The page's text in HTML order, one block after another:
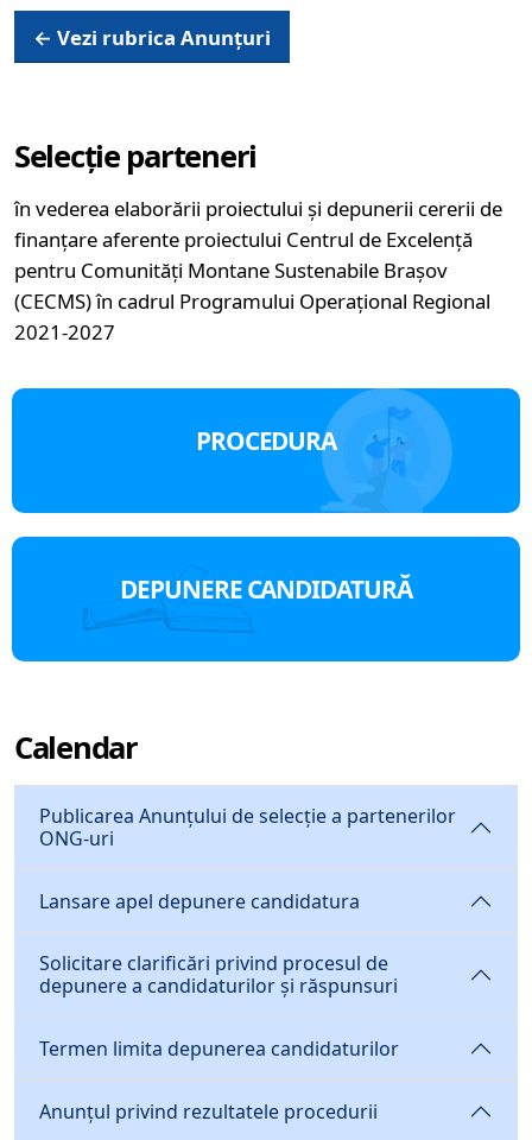
← Vezi rubrica Anunțuri
Selecție parteneri
în vederea elaborării proiectului și depunerii cererii de
finanțare aferente proiectului Centrul de Excelență
pentru Comunități Montane Sustenabile Brașov
(CECMS) în cadrul Programului Operațional Regional
2021-2027
PROCEDURA
DEPUNERE CANDIDATURĂ
Calendar
Publicarea Anunțului de selecție a partenerilor
ONG-uri
Lansare apel depunere candidatura
Solicitare clarificări privind procesul de
depunere a candidaturilor și răspunsuri
Termen limita depunerea candidaturilor
Anunțul privind rezultatele procedurii